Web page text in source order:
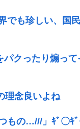
でも珍しい、国
パクったり煽っ
理念良いよね
もの…///」ｷﾞ〇ｷ